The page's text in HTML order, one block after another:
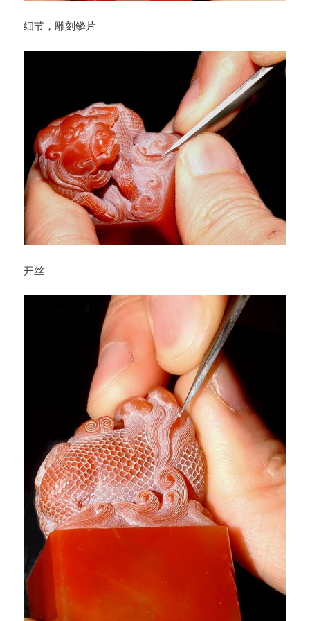
细节，雕刻鳞片
开丝